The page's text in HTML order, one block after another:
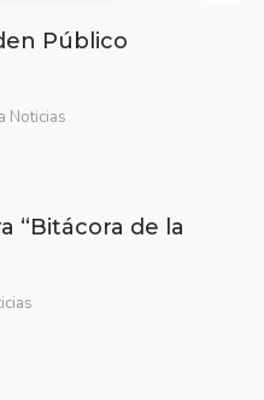
Público
Noticias
“Bitácora de la